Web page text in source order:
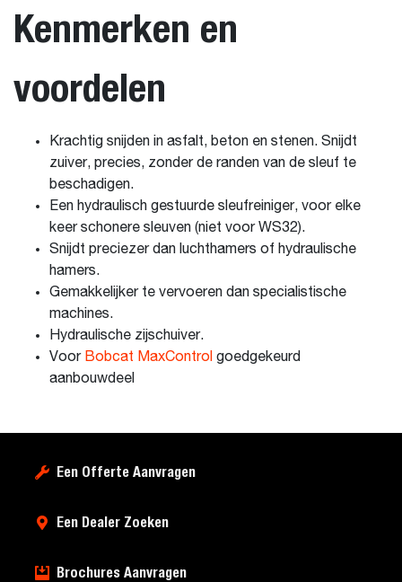
Kenmerken en
voordelen
Krachtig snijden in asfalt, beton en stenen. Snijdt
zuiver, precies, zonder de randen van de sleuf te
beschadigen.
Een hydraulisch gestuurde sleufreiniger, voor elke
keer schonere sleuven (niet voor WS32).
Snijdt preciezer dan luchthamers of hydraulische
hamers.
Gemakkelijker te vervoeren dan specialistische
machines.
Hydraulische zijschuiver.
Voor Bobcat MaxControl goedgekeurd
aanbouwdeel
Een Offerte Aanvragen
Een Dealer Zoeken
Brochures Aanvragen